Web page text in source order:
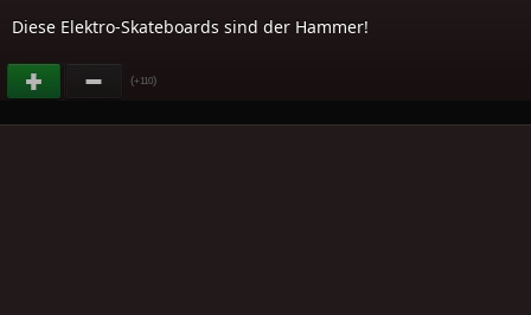
Diese Elektro-Skateboards sind der Hammer!
(+110)